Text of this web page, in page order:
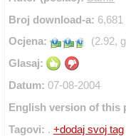
Broj download-a: 6,681
Ocjena:
(2.92,
Glasaj:
Datum: 07-08-2004
English version of this
Tagovi: . +dodaj svoj tag